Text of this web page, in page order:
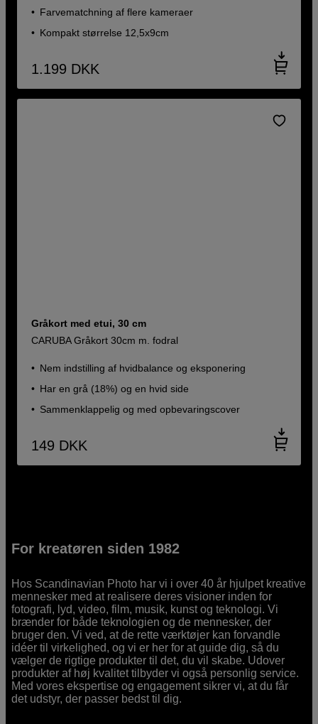
Farvematchning af flere kameraer
Kompakt størrelse 12,5x9cm
1.199 DKK
Gråkort med etui, 30 cm
CARUBA Gråkort 30cm m. fodral
Nem indstilling af hvidbalance og eksponering
Har en grå (18%) og en hvid side
Sammenklappelig og med opbevaringscover
149 DKK
For kreatøren siden 1982
Hos Scandinavian Photo har vi i over 40 år hjulpet kreative
mennesker med at realisere deres visioner inden for
fotografi, lyd, video, film, musik, kunst og teknologi. Vi
brænder for både teknologien og de mennesker, der
bruger den. Vi ved, at de rette værktøjer kan forvandle
idéer til virkelighed, og vi er her for at guide dig, så du
vælger de rigtige produkter til det, du vil skabe. Udover
produkter af høj kvalitet tilbyder vi også personlig service.
Med vores ekspertise og engagement sikrer vi, at du får
det udstyr, der passer bedst til dig.